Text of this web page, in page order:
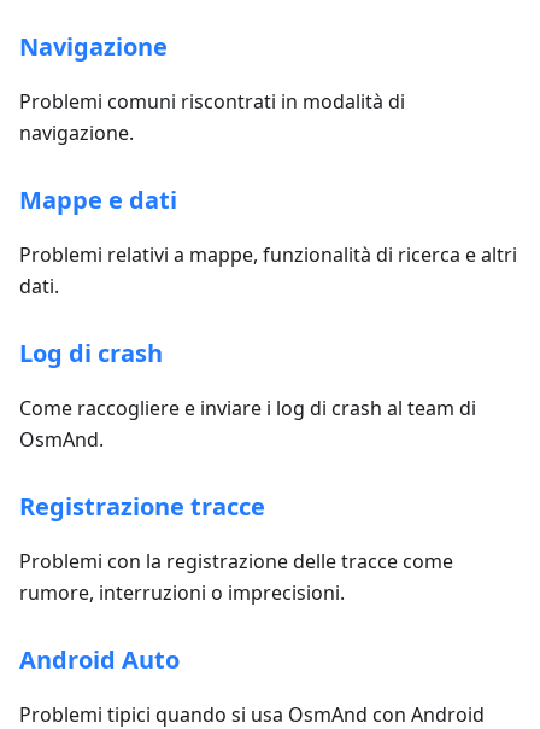
Navigazione
Problemi comuni riscontrati in modalità di
navigazione.
Mappe e dati
Problemi relativi a mappe, funzionalità di ricerca e altri
dati.
Log di crash
Come raccogliere e inviare i log di crash al team di
OsmAnd.
Registrazione tracce
Problemi con la registrazione delle tracce come
rumore, interruzioni o imprecisioni.
Android Auto
Problemi tipici quando si usa OsmAnd con Android